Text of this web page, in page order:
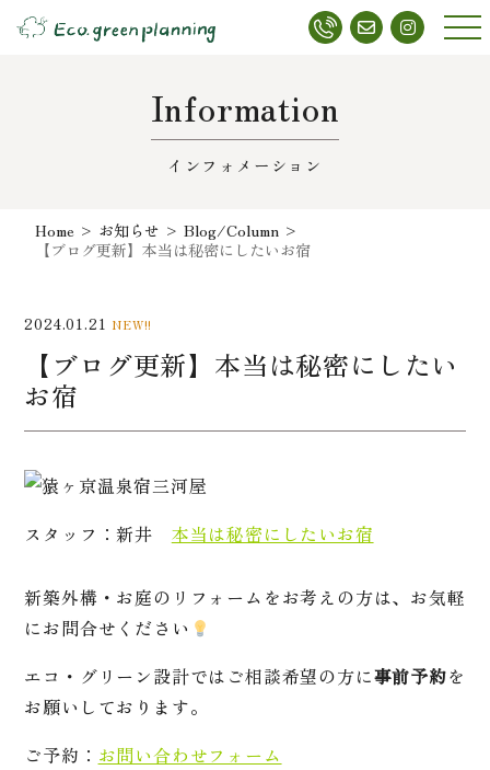
メニ
Information
インフォメーション
Home > お知らせ >Blog/Column >
【ブログ更新】本当は秘密にしたいお宿
2024.01.21 NEW!!
【ブログ更新】本当は秘密にしたい
お宿
スタッフ：新井 本当は秘密にしたいお宿
新築外構・お庭のリフォームをお考えの方は、お気軽
にお問合せください
エコ・グリーン設計ではご相談希望の方に事前予約を
お願いしております。
ご予約： お問い合わせフォーム